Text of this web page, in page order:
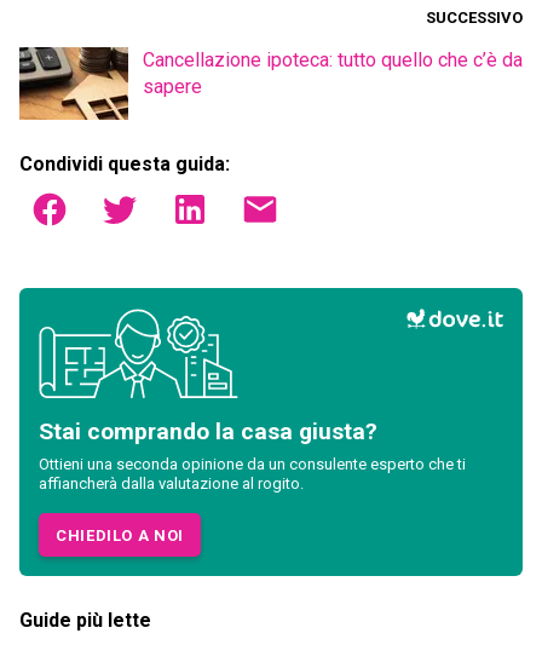
SUCCESSIVO
Cancellazione ipoteca: tutto quello che c’è da
sapere
Condividi questa guida:
Stai comprando la casa giusta?
Ottieni una seconda opinione da un consulente esperto che ti
affiancherà dalla valutazione al rogito.
CHIEDILO A NOI
Guide più lette